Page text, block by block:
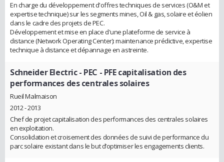
En charge du développement d'offres techniques de services (O&M et
expertise technique) sur les segments mines, Oil & gas, solaire et éolien
dans le cadre des projets de PEC.
Développement et mise en place d'une plateforme de service à
distance (Network Operating Center): maintenance prédictive, expertise
technique à distance et dépannage en astreinte.
Schneider Electric - PEC - PFE capitalisation des
performances des centrales solaires
Rueil Malmaison
2012 - 2013
Chef de projet capitalisation des performances des centrales solaires
en exploitation.
Consolidation et croisement des données de suivi de performance du
parc solaire existant dans le but d’optimiser les engagements clients.